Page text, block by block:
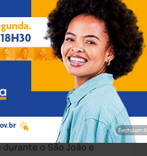
dos 136 anos de
Notícias).
Brumado, a
chefe de gabinete em
o São João e
Fecha em